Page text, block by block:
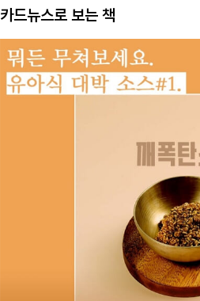
카드뉴스로 보는 책